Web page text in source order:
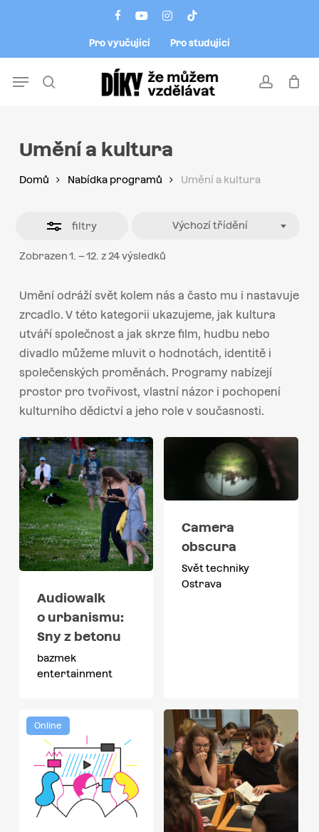
facebookyoutubeinstagram
tiktok
Pro vyučující Pro studující
account
Menu
Umění a kultura
Domů Nabídka programů Umění a kultura
filtry
Zobrazen 1. – 12. z 24 výsledků
Výchozí třídění
Umění odráží svět kolem nás a často mu i nastavuje
zrcadlo. V této kategorii ukazujeme, jak kultura
utváří společnost a jak skrze film, hudbu nebo
divadlo můžeme mluvit o hodnotách, identitě i
společenských proměnách. Programy nabízejí
prostor pro tvořivost, vlastní názor i pochopení
kulturního dědictví a jeho role v současnosti.
Audiowalk
o urbanismu:
Sny z betonu
bazmek
entertainment
Camera
obscura
Svět techniky
Ostrava
Online